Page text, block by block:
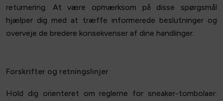
returnering. At være opmærksom på disse spørgsmål
hjælper dig med at træffe informerede beslutninger og
overveje de bredere konsekvenser af dine handlinger.
Forskrifter og retningslinjer
Hold dig orienteret om reglerne for sneaker-tombolaer.